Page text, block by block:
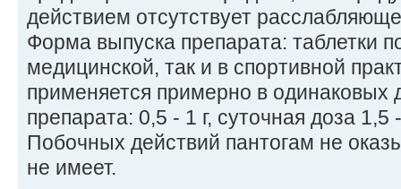
действием отсутствует
Форма выпуска препарата: таблетки
медицинской, так и в спортивной
применяется примерно в одинаковых
препарата: 0,5 - 1 г, суточная доза 1,5
Побочных действий пантогам не
не имеет.